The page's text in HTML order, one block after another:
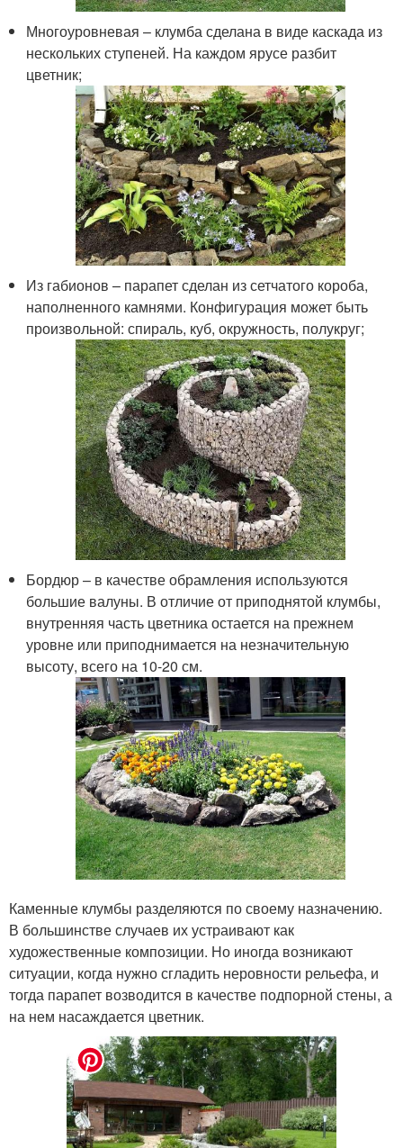
Многоуровневая – клумба сделана в виде каскада из
нескольких ступеней. На каждом ярусе разбит
цветник;
Из габионов – парапет сделан из сетчатого короба,
наполненного камнями. Конфигурация может быть
произвольной: спираль, куб, окружность, полукруг;
Бордюр – в качестве обрамления используются
большие валуны. В отличие от приподнятой клумбы,
внутренняя часть цветника остается на прежнем
уровне или приподнимается на незначительную
высоту, всего на 10-20 см.
Каменные клумбы разделяются по своему назначению.
В большинстве случаев их устраивают как
художественные композиции. Но иногда возникают
ситуации, когда нужно сгладить неровности рельефа, и
тогда парапет возводится в качестве подпорной стены, а
на нем насаждается цветник.